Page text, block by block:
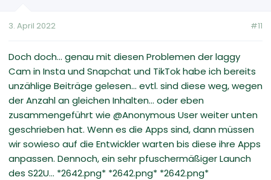
3. April 2022 #11
Doch doch... genau mit diesen Problemen der laggy
Cam in Insta und Snapchat und TikTok habe ich bereits
unzählige Beiträge gelesen... evtl. sind diese weg, wegen
der Anzahl an gleichen Inhalten... oder eben
zusammengeführt wie @Anonymous User weiter unten
geschrieben hat. Wenn es die Apps sind, dann müssen
wir sowieso auf die Entwickler warten bis diese ihre Apps
anpassen. Dennoch, ein sehr pfuschermäßiger Launch
des S22U... *2642.png* *2642.png* *2642.png*